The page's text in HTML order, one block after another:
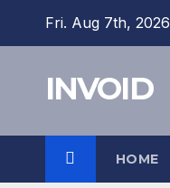
Fri. Aug 7th, 2026
INVOID
HOME